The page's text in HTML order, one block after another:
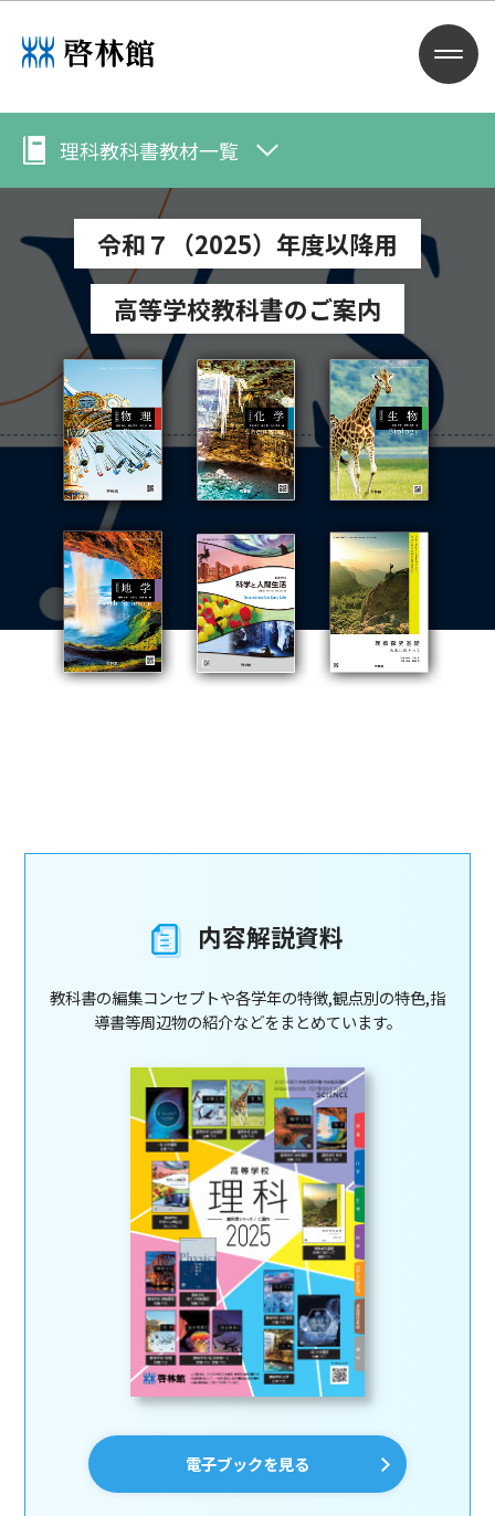
理科教科書教材一覧
令和７（2025）年度以降用
高等学校教科書のご案内
内容解説資料
教科書の編集コンセプトや各学年の特徴,観点別の特色,指
導書等周辺物の紹介などをまとめています。
電子ブックを見る